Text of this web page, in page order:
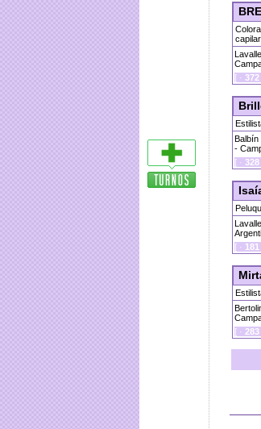
[ · 372
Balbín
-
[ · 328
[ · 181
[ · 283